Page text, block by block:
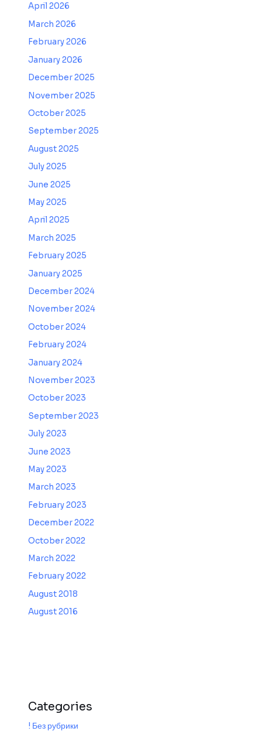
April 2026
March 2026
February 2026
January 2026
December 2025
November 2025
October 2025
September 2025
August 2025
July 2025
June 2025
May 2025
April 2025
March 2025
February 2025
January 2025
December 2024
November 2024
October 2024
February 2024
January 2024
November 2023
October 2023
September 2023
July 2023
June 2023
May 2023
March 2023
February 2023
December 2022
October 2022
March 2022
February 2022
August 2018
August 2016
Categories
! Без рубрики